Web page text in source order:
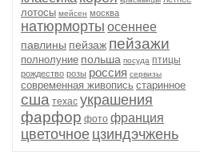
лотосы мейсен москва
натюрморты осеннее
павлины пейзаж пейзажи
полнолуние польша посуда птицы
рождество розы россия сервизы
современная живопись старинное
сша техас украшения
фарфор фото франция
цветочное цзиндэчжень